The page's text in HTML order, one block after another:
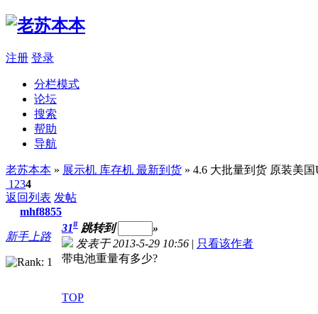
注册 登录
分栏模式
论坛
搜索
帮助
导航
老苏本本 » 展示机 库存机 最新到货 » 4.6 大批量到货 原装美
1 234
返回列表 发帖
mhf8855
新手上路
31# 跳转到
»
发表于 2013-5-29 10:56 | 只看该作者
带电池重量有多少?
TOP